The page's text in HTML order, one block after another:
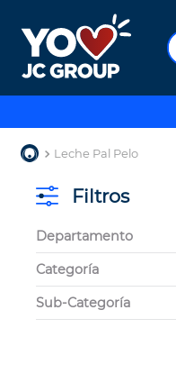
Leche Pal Pelo
Filtros
Departamento
Categoría
Dermocosmética
Sub-Categoría
TÉRMINOS
4.
nevera
5.
celulares
6.
7.
impresora